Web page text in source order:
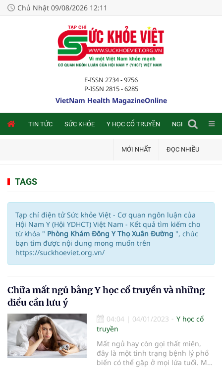
Chủ Nhật 09/08/2026 12:11
E-ISSN 2734 - 9756
P-ISSN 2815 - 6285
VietNam Health MagazineOnline
TIN TỨC SỨC KHỎE Y HỌC CỔ TRUYỀN NGHIÊN CỨU
MỚI NHẤT ĐỌC NHIỀU
TAGS
Tạp chí điện tử Sức khỏe Việt - Cơ quan ngôn luận của
Hội Nam Y (Hội YDHCT) Việt Nam - Kết quả tìm kiếm cho
từ khóa " Phòng Khám Đông Y Thọ Xuân Đường ", chúc
bạn tìm được nội dung mong muốn trên
https://suckhoeviet.org.vn/
Chữa mất ngủ bằng Y học cổ truyền và những
điều cần lưu ý
04:04 | 04/01/2023
Y học cổ
truyền
Mất ngủ hay còn gọi thất miên,
đây là một tình trạng bệnh lý phổ
biến có thể gặp ở mọi lứa tuổi. Mất